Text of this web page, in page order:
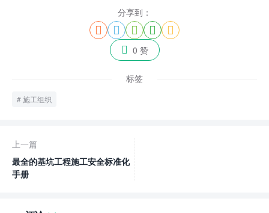
分享到：
    
 0 赞
标签
施工组织
上一篇
最全的基坑工程施工安全标准化
手册